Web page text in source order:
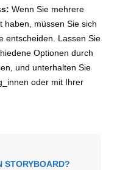
Wenn Sie mehrere
haben, müssen Sie sich
entscheiden. Lassen Sie
Optionen durch
und unterhalten Sie
oder mit Ihrer
STORYBOARD?